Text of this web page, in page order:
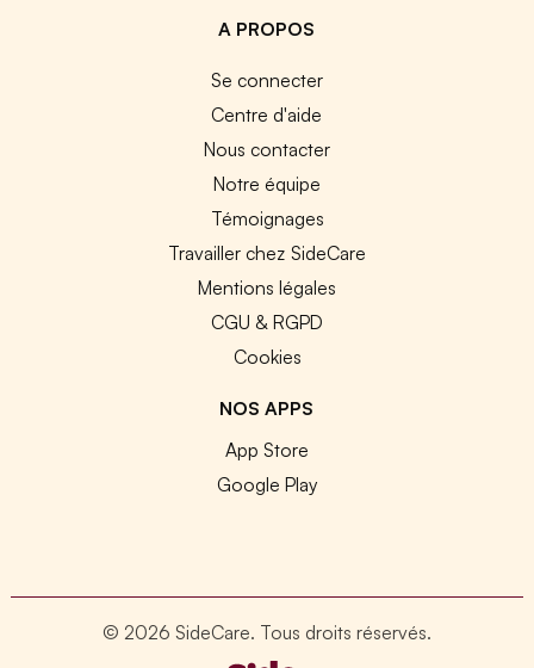
A PROPOS
Se connecter
Centre d'aide
Nous contacter
Notre équipe
Témoignages
Travailler chez SideCare
Mentions légales
CGU & RGPD
Cookies
NOS APPS
App Store
Google Play
© 2026 SideCare. Tous droits réservés.